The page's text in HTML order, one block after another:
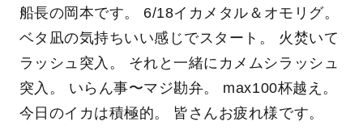
船長の岡本です。 6/18イカメタル＆オモリグ。
ベタ凪の気持ちいい感じでスタート。 火焚いて
ラッシュ突入。 それと一緒にカメムシラッシュ
突入。 いらん事〜マジ勘弁。 max100杯越え。
今日のイカは積極的。 皆さんお疲れ様です。